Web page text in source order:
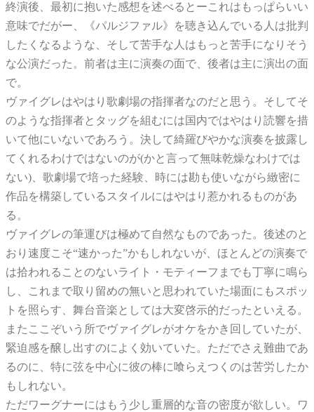
終演後、最初に抱いた感想を述べるとーこれはもっぱらいい
意味でだがー、《パルジファル》を聴き込んでいる人は批判
したくなるような、そして苦手な人はもっと苦手になりそう
な公演だった。前者は主に演奏の面で、後者は主に演出の面
で。
ヴァイグレはやはり歌劇場の指揮者なのだと思う。そしてそ
のような指揮者とタッグを組むには国内ではやはり読響を措
いて他にいないであろう。決して綺羅びやかな演奏を披露し
てくれるわけではないのが(かと言って無味乾燥なわけでは
ない)、歌劇場で培った経験、時には勘も使いながら緻密に
作品を構築しているスタイルにはやはり惹かれるものがあ
る。
ヴァイグレの筆運びは極めて自然なものであった。後述のと
おり速度こそ“速かった”かもしれないが、ほとんどの演奏で
は拾われることのないライト・モティーフまでも丁寧に鳴ら
し、これまで取り留めの無いと思われていた場面にもスポッ
トを照らす、舞台音楽としては大変啓示的だったといえる。
またここぞいう所でヴァイグレがオケをかき回していたが、
緊迫感を醸し出すのによく効いていた。ただでさえ難曲であ
るのに、特に弦を中心に彼の棒に喰らえつくのは苦労したか
もしれない。
ただワーグナーにはもう少し重層的な音の密度が欲しい。ワ